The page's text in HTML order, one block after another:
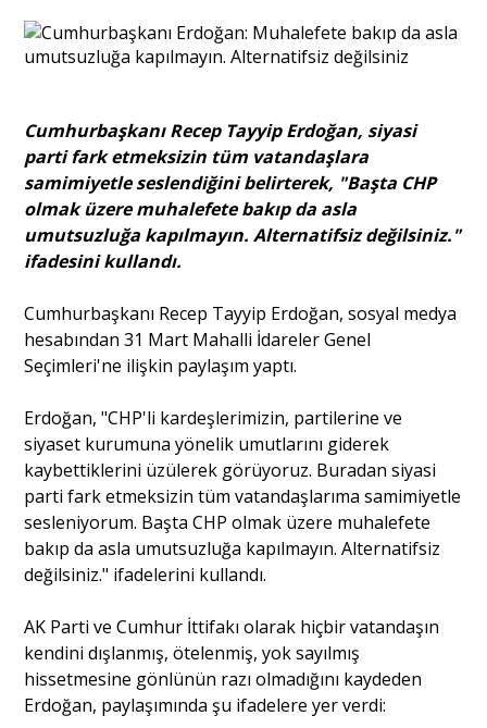
Ekonomi
Dünya
Yorum - Analiz
Yazı Dizisi
Portre
Yazarlar
Eğitim
Dosya Haber
Ankara Analiz
Cumhurbaşkanı Recep Tayyip Erdoğan, siyasi
parti fark etmeksizin tüm vatandaşlara
samimiyetle seslendiğini belirterek, "Başta CHP
olmak üzere muhalefete bakıp da asla
umutsuzluğa kapılmayın. Alternatifsiz değilsiniz."
ifadesini kullandı.
Cumhurbaşkanı Recep Tayyip Erdoğan, sosyal medya
hesabından 31 Mart Mahalli İdareler Genel
Seçimleri'ne ilişkin paylaşım yaptı.
Erdoğan, "CHP'li kardeşlerimizin, partilerine ve
siyaset kurumuna yönelik umutlarını giderek
kaybettiklerini üzülerek görüyoruz. Buradan siyasi
parti fark etmeksizin tüm vatandaşlarıma samimiyetle
sesleniyorum. Başta CHP olmak üzere muhalefete
bakıp da asla umutsuzluğa kapılmayın. Alternatifsiz
değilsiniz." ifadelerini kullandı.
AK Parti ve Cumhur İttifakı olarak hiçbir vatandaşın
kendini dışlanmış, ötelenmiş, yok sayılmış
hissetmesine gönlünün razı olmadığını kaydeden
Erdoğan, paylaşımında şu ifadelere yer verdi: